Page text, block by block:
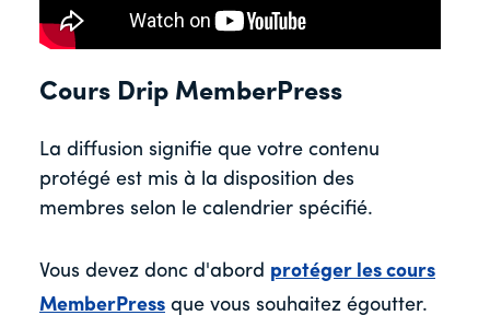
Cours Drip MemberPress
La diffusion signifie que votre contenu
protégé est mis à la disposition des
membres selon le calendrier spécifié.
Vous devez donc d'abord protéger les cours
MemberPress que vous souhaitez égoutter.